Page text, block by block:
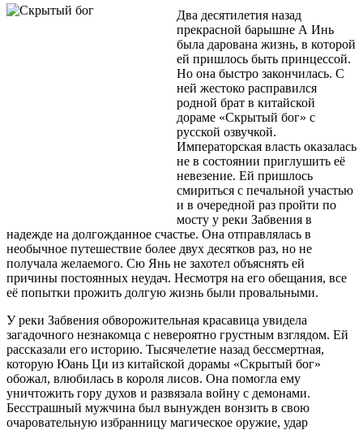
Два десятилетия назад
прекрасной барышне А Инь
была дарована жизнь, в которой
ей пришлось быть принцессой.
Но она быстро закончилась. С
ней жестоко расправился
родной брат в китайской
дораме «Скрытый бог» с
русской озвучкой.
Императорская власть оказалась
не в состоянии приглушить её
невезение. Ей пришлось
смириться с печальной участью
и в очередной раз пройти по
мосту у реки Забвения в
надежде на долгожданное счастье. Она отправлялась в
необычное путешествие более двух десятков раз, но не
получала желаемого. Сю Янь не захотел объяснять ей
причины постоянных неудач. Несмотря на его обещания, все
её попытки прожить долгую жизнь были провальными.
У реки Забвения обворожительная красавица увидела
загадочного незнакомца с невероятно грустным взглядом. Ей
рассказали его историю. Тысячелетие назад бессмертная,
которую Юань Ци из китайской дорамы «Скрытый бог»
обожал, влюбилась в короля лисов. Она помогла ему
уничтожить гору духов и развязала войну с демонами.
Бесстрашный мужчина был вынужден вонзить в свою
очаровательную избранницу магическое оружие, удар